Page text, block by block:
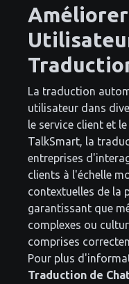
La traduction
utilisateur dans
le service client et
TalkSmart, la
entreprises
clients à l'échelle
contextuelles de la
garantissant que
complexes ou
comprises
Pour plus
Traduction de